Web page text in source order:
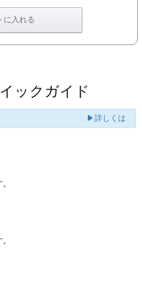
ックガイド
▶詳しくは